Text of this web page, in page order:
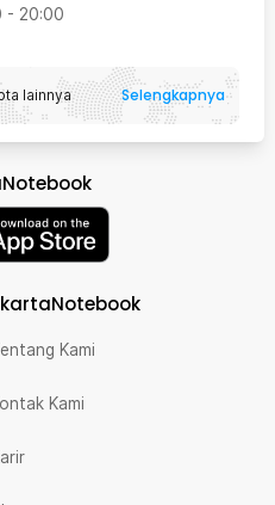
- 20:00
lainnya Selengkapnya
Kami
Kami